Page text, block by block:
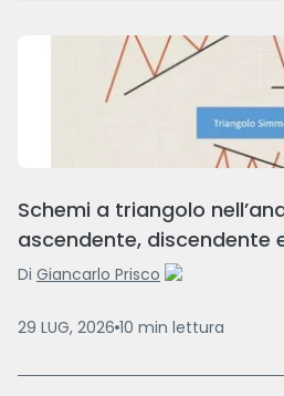
Schemi a triangolo
ascendente, discendente
Di Giancarlo Prisco
29 LUG, 2026 10 min lettura